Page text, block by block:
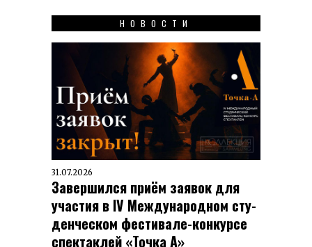
НОВОСТИ
31.07.2026
Завершился приём заявок для
участия в IV Меж­ду­на­род­ном сту­
ден­чес­ком фес­ти­вале-кон­кур­се
спек­таклей «Точка А»